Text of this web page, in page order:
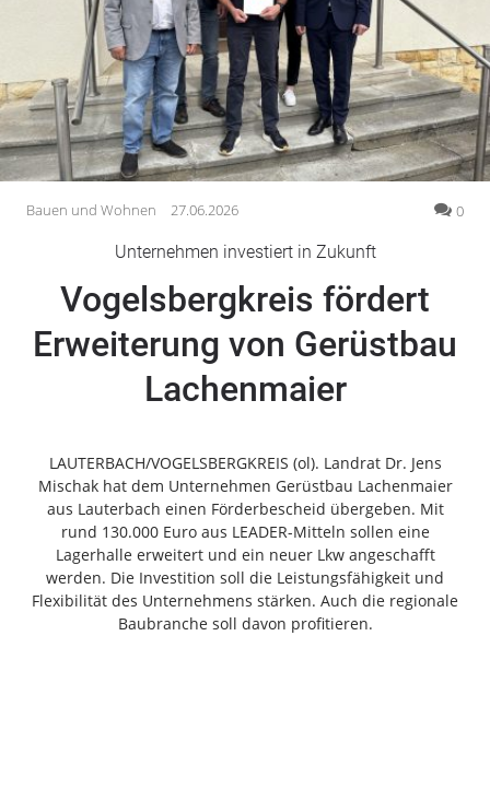
Gesundheit
Kultur
Lifestyle
Wirtschaft
Vogelsberg
Alsfeld
Romrod
Homberg
Ohm
Schotten
Antrifttal
Feldatal
Freiensteinau
Gemünden
Grebenau
Grebenhain
Herbstein
Bauen und Wohnen 27.06.2026 0
Unternehmen investiert in Zukunft
Vogelsbergkreis fördert
Erweiterung von Gerüstbau
Lachenmaier
LAUTERBACH/VOGELSBERGKREIS (ol). Landrat Dr. Jens
Mischak hat dem Unternehmen Gerüstbau Lachenmaier
aus Lauterbach einen Förderbescheid übergeben. Mit
rund 130.000 Euro aus LEADER-Mitteln sollen eine
Lagerhalle erweitert und ein neuer Lkw angeschafft
werden. Die Investition soll die Leistungsfähigkeit und
Flexibilität des Unternehmens stärken. Auch die regionale
Baubranche soll davon profitieren.